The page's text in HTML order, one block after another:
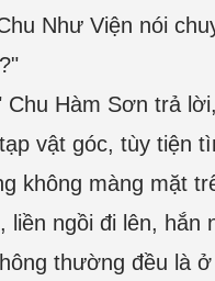
Như Viện nói
Chu Hàm Sơn trả
vật góc, tùy tiện
không màng mặt
liền ngồi đi lên, hắn
thường đều là